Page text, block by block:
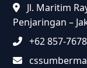
Jl. Maritim
Penjaringan –
+62 857-